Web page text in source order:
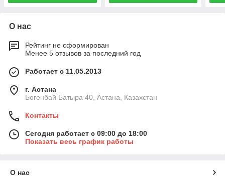
О нас
Рейтинг не сформирован
Менее 5 отзывов за последний год
Работает с 11.05.2013
г. Астана
Богенбай Батыра 40, Астана, Казахстан
Контакты
Сегодня работает с 09:00 до 18:00
Показать весь график работы
О нас